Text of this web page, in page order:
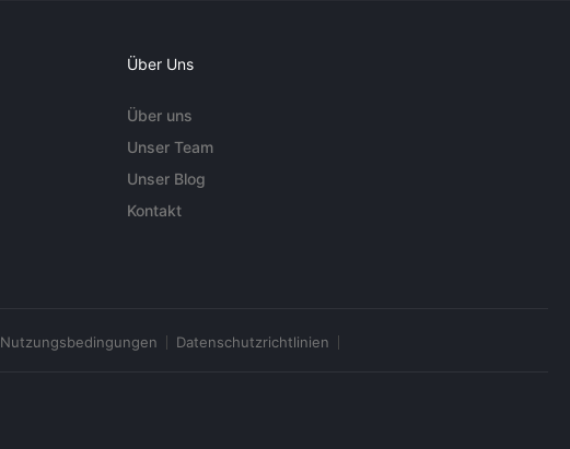
Über Uns
Über uns
Unser Team
Unser Blog
Kontakt
Nutzungsbedingungen Datenschutzrichtlinien